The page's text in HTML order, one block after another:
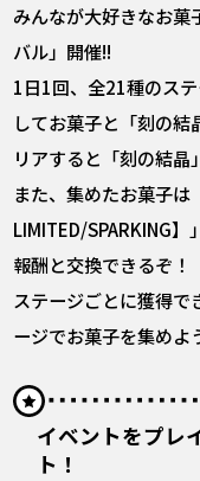
みんなが大好きなお菓
バル」開催!!
1日1回、全21種のス
してお菓子と「刻の結
リアすると「刻の結晶
また、集めたお菓子は
LIMITED/SPARKING
報酬と交換できるぞ！
ステージごとに獲得で
ージでお菓子を集めよ
イベントをプレ
ト！